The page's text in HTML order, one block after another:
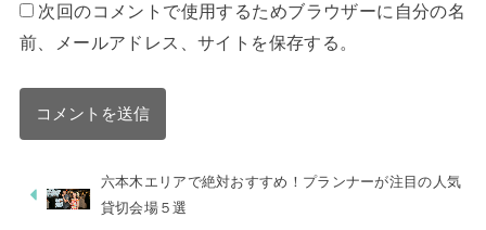
次回のコメントで使用するためブラウザーに自分の名
前、メールアドレス、サイトを保存する。
六本木エリアで絶対おすすめ！プランナーが注目の人気
貸切会場５選